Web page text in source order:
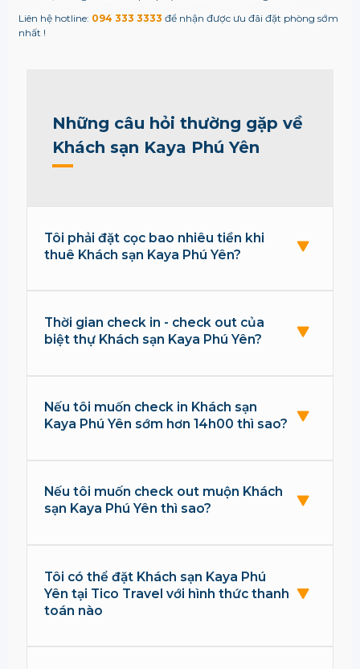
Liên hệ hotline: 094 333 3333 để nhận được ưu đãi đặt phòng sớm
nhất !
Những câu hỏi thường gặp về
Khách sạn Kaya Phú Yên
Tôi phải đặt cọc bao nhiêu tiền khi
thuê Khách sạn Kaya Phú Yên?
Thời gian check in - check out của
biệt thự Khách sạn Kaya Phú Yên?
Nếu tôi muốn check in Khách sạn
Kaya Phú Yên sớm hơn 14h00 thì sao?
Nếu tôi muốn check out muộn Khách
sạn Kaya Phú Yên thì sao?
Tôi có thể đặt Khách sạn Kaya Phú
Yên tại Tico Travel với hình thức thanh
toán nào